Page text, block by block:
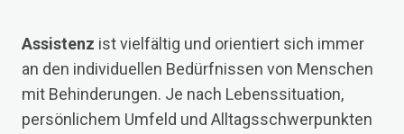
Assistenz ist vielfältig und orientiert sich immer
an den individuellen Bedürfnissen von Menschen
mit Behinderungen. Je nach Lebenssituation,
persönlichem Umfeld und Alltagsschwerpunkten